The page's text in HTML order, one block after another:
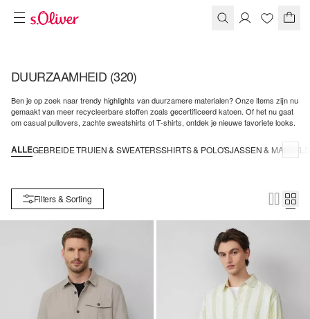
DUURZAAMHEID (320)
Ben je op zoek naar trendy highlights van duurzamere materialen? Onze items zijn nu
gemaakt van meer recycleerbare stoffen zoals gecertificeerd katoen. Of het nu gaat
om casual pullovers, zachte sweatshirts of T-shirts, ontdek je nieuwe favoriete looks.
ALLEGEBREIDE TRUIEN & SWEATERSSHIRTS & POLO'SJASSEN & MANTELS
Filters & Sorting